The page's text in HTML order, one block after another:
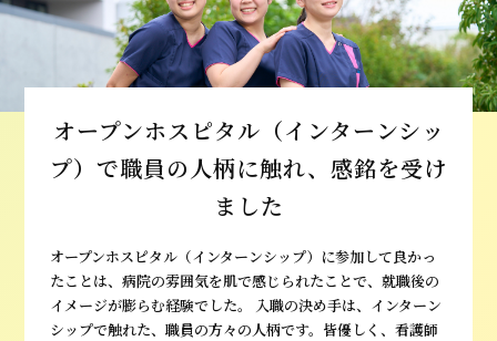
オープンホスピタル（インターンシッ
プ）で職員の人柄に触れ、感銘を受け
ました
オープンホスピタル（インターンシップ）に参加して良かっ
たことは、病院の雰囲気を肌で感じられたことで、就職後の
イメージが膨らむ経験でした。 入職の決め手は、インターン
シップで触れた、職員の方々の人柄です。皆優しく、看護師